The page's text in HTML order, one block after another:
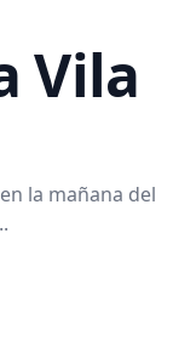
Vila
la mañana del